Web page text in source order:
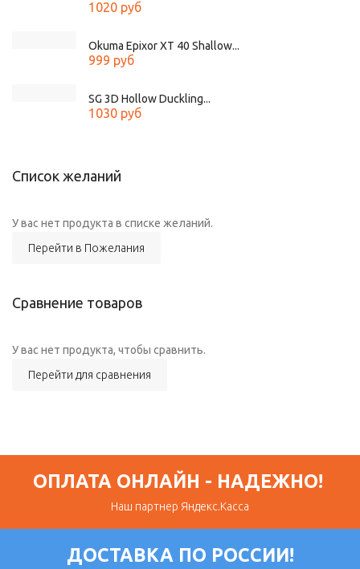
1020 руб
Okuma Epixor XT 40 Shallow...
999 руб
SG 3D Hollow Duckling...
1030 руб
Список желаний
У вас нет продукта в списке желаний.
Перейти в Пожелания
Сравнение товаров
У вас нет продукта, чтобы сравнить.
Перейти для сравнения
ОПЛАТА ОНЛАЙН - НАДЕЖНО!
Наш партнер Яндекс.Касса
ДОСТАВКА ПО РОССИИ!